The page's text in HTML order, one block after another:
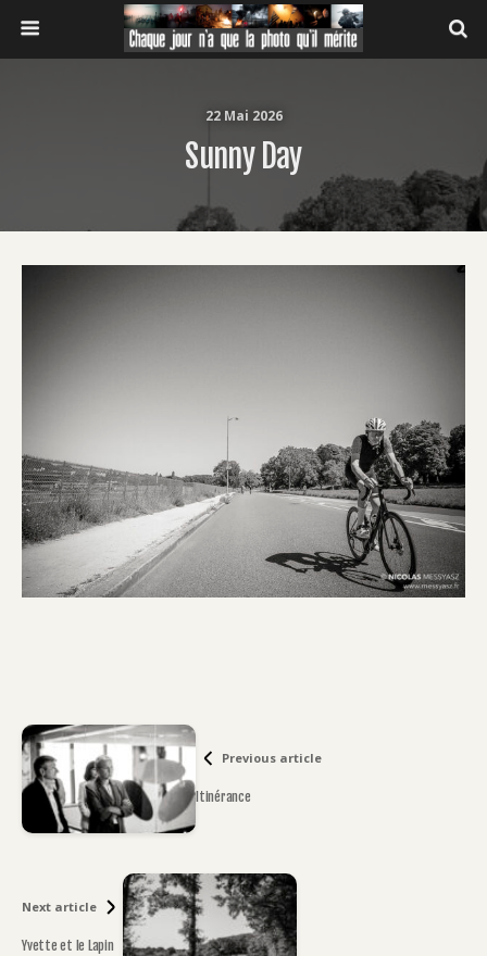
22 Mai 2026
Sunny Day
Previous article
Itinérance
Next article
Yvette et le Lapin